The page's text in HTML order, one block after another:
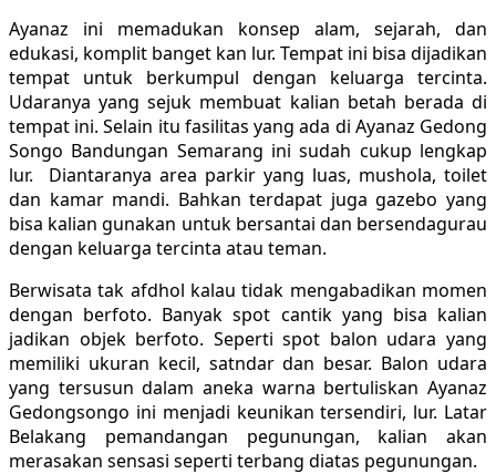
Ayanaz ini memadukan konsep alam, sejarah, dan
edukasi, komplit banget kan lur. Tempat ini bisa dijadikan
tempat untuk berkumpul dengan keluarga tercinta.
Udaranya yang sejuk membuat kalian betah berada di
tempat ini. Selain itu fasilitas yang ada di Ayanaz Gedong
Songo Bandungan Semarang ini sudah cukup lengkap
lur. Diantaranya area parkir yang luas, mushola, toilet
dan kamar mandi. Bahkan terdapat juga gazebo yang
bisa kalian gunakan untuk bersantai dan bersendagurau
dengan keluarga tercinta atau teman.
Berwisata tak afdhol kalau tidak mengabadikan momen
dengan berfoto. Banyak spot cantik yang bisa kalian
jadikan objek berfoto. Seperti spot balon udara yang
memiliki ukuran kecil, satndar dan besar. Balon udara
yang tersusun dalam aneka warna bertuliskan Ayanaz
Gedongsongo ini menjadi keunikan tersendiri, lur. Latar
Belakang pemandangan pegunungan, kalian akan
merasakan sensasi seperti terbang diatas pegunungan.